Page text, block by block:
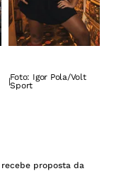
|Foto: Igor Pola/Volt
Sport
proposta da